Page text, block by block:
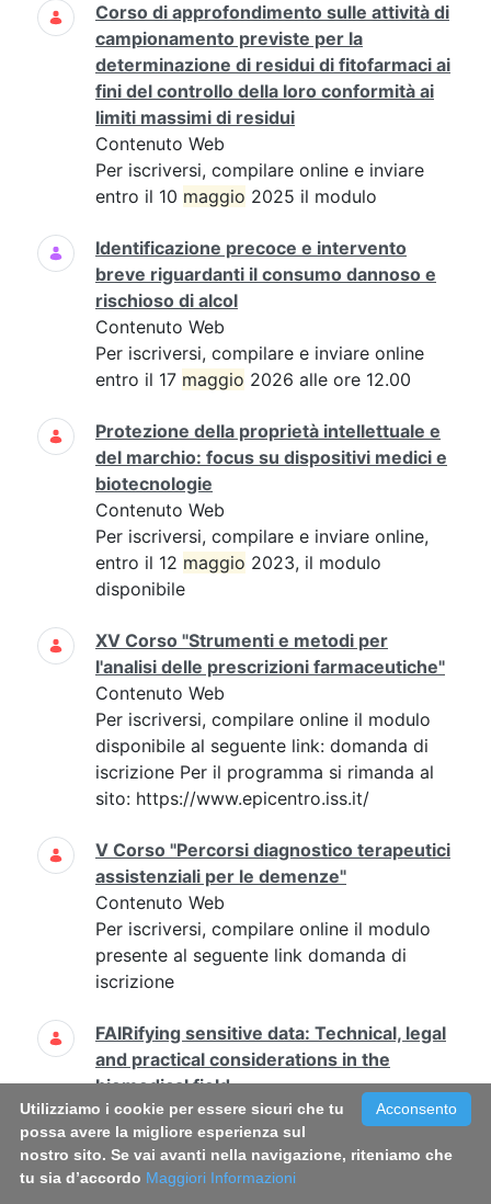
Corso di approfondimento sulle attività di
campionamento previste per la
determinazione di residui di fitofarmaci ai
fini del controllo della loro conformità ai
limiti massimi di residui
Contenuto Web
Per iscriversi, compilare online e inviare
entro il 10 maggio 2025 il modulo
Identificazione precoce e intervento
breve riguardanti il consumo dannoso e
rischioso di alcol
Contenuto Web
Per iscriversi, compilare e inviare online
entro il 17 maggio 2026 alle ore 12.00
Protezione della proprietà intellettuale e
del marchio: focus su dispositivi medici e
biotecnologie
Contenuto Web
Per iscriversi, compilare e inviare online,
entro il 12 maggio 2023, il modulo
disponibile
XV Corso "Strumenti e metodi per
l'analisi delle prescrizioni farmaceutiche"
Contenuto Web
Per iscriversi, compilare online il modulo
disponibile al seguente link: domanda di
iscrizione Per il programma si rimanda al
sito: https://www.epicentro.iss.it/
V Corso "Percorsi diagnostico terapeutici
assistenziali per le demenze"
Contenuto Web
Per iscriversi, compilare online il modulo
presente al seguente link domanda di
iscrizione
FAIRifying sensitive data: Technical, legal
and practical considerations in the
biomedical field
Contenuto Web
2023-05-25 2023-05-26 non sono
previsti Antonella Tancredi, Maria
Buoncervello antonella.tancredi
Acconsento
Utilizziamo i cookie per essere sicuri che tu
possa avere la migliore esperienza sul
nostro sito. Se vai avanti nella navigazione, riteniamo che
tu sia d’accordo Maggiori Informazioni